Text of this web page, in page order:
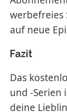
auf neue
Fazit
Das
und -Serien
deine